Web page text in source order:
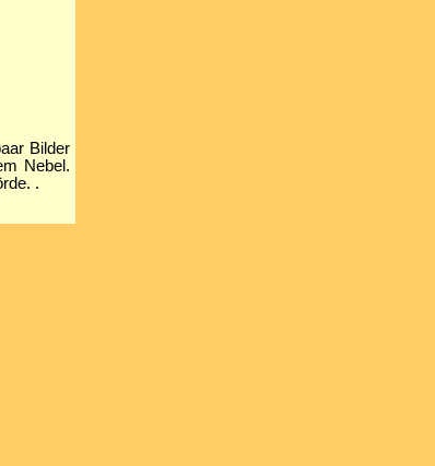
Bilder
Nebel.
.